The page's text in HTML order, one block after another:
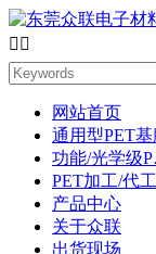
 
网站首页
通用型PET
功能/光学级
PET加工/代
产品中心
关于众联
出货现场